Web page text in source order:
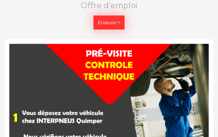
Offre d'emploi
Ensavoir +